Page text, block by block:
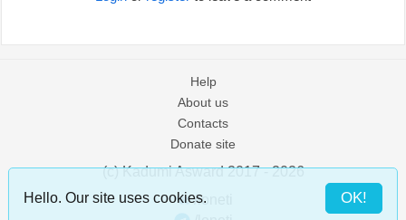
/loneti
(c) Kadumi Asward 2017 - 2026 :)
Help
About us
Contacts
Donate site
Hello. Our site uses cookies. OK!